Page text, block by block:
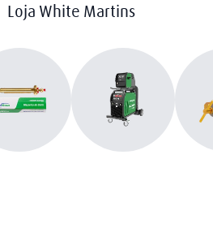
Loja White Martins